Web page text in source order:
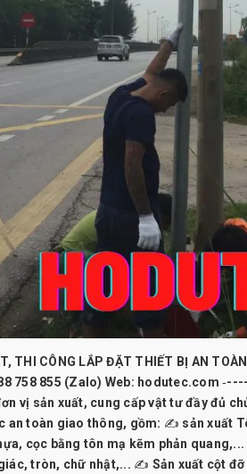
THI CÔNG LẮP ĐẶT THIẾT BỊ AN
758 855 (Zalo) Web: hodutec.com
đơn vị sản xuất, cung cấp vật tư đầy đủ
an toàn giao thông, gồm: ✍ sản xuất
cọc bằng tôn mạ kẽm phản
tròn, chữ nhật,... ✍ Sản xuất cột